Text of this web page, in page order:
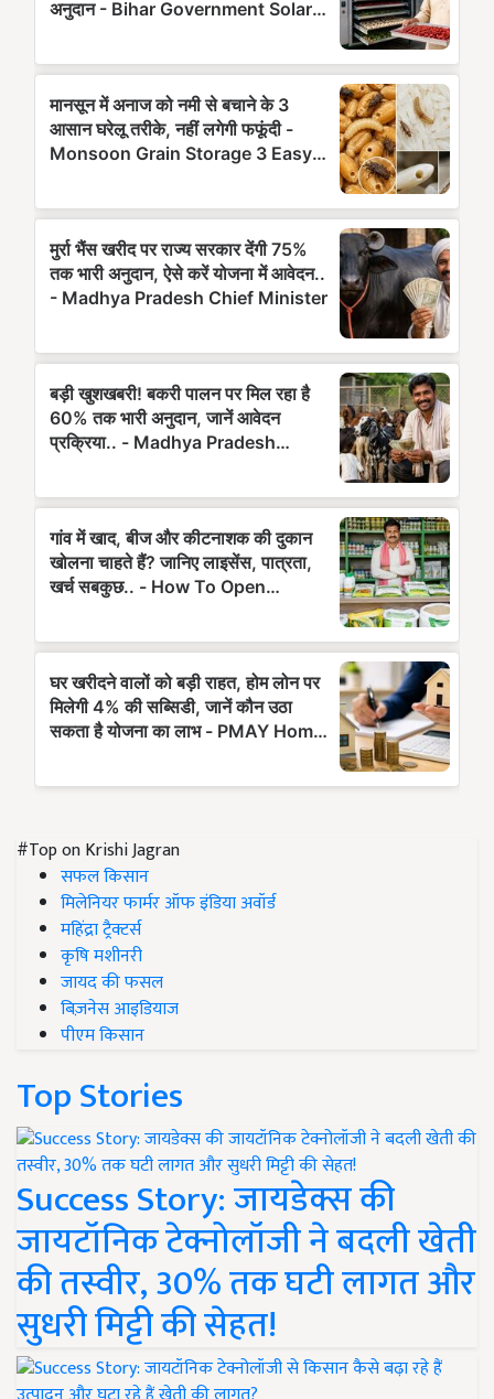
#Top on Krishi Jagran
सफल किसान
मिलेनियर फार्मर ऑफ इंडिया अवॉर्ड
महिंद्रा ट्रैक्टर्स
कृषि मशीनरी
जायद की फसल
बिज़नेस आइडियाज
पीएम किसान
Top Stories
Success Story: जायडेक्स की
जायटॉनिक टेक्नोलॉजी ने बदली खेती
की तस्वीर, 30% तक घटी लागत और
सुधरी मिट्टी की सेहत!